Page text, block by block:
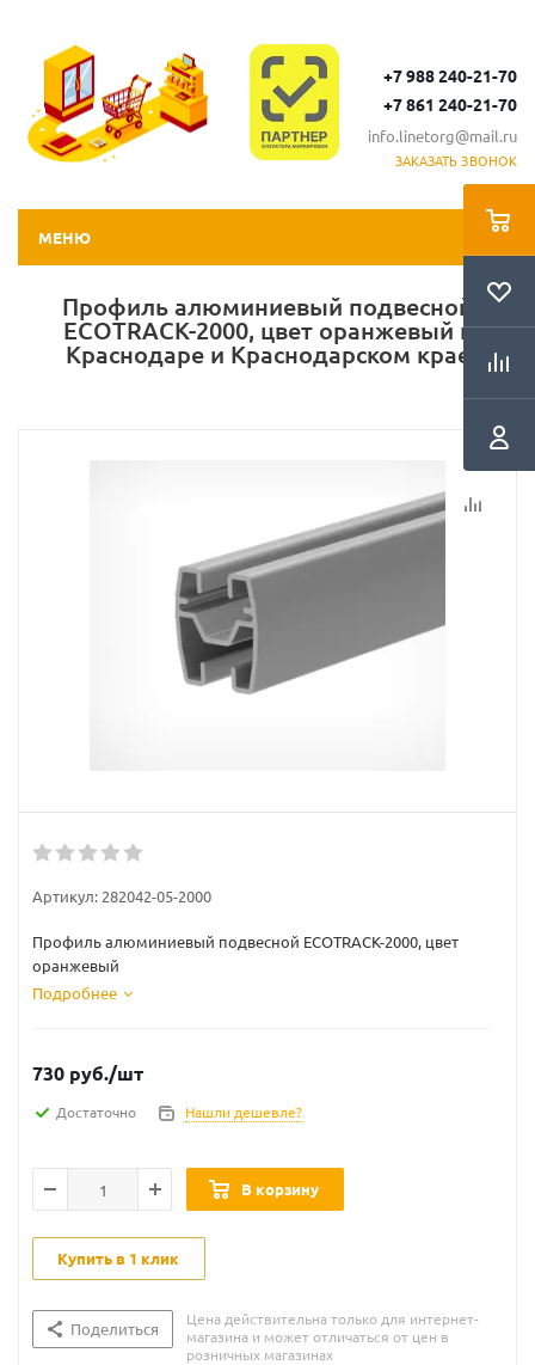
+7 988 240-21-70
+7 861 240-21-70
info.linetorg@mail.ru
ЗАКАЗАТЬ ЗВОНОК
МЕНЮ
Профиль алюминиевый подвесной
ECOTRACK-2000, цвет оранжевый в
Краснодаре и Краснодарском крае
Артикул: 282042-05-2000
Профиль алюминиевый подвесной ECOTRACK-2000, цвет
оранжевый
Подробнее
730 руб./шт
Достаточно Нашли дешевле?
В корзину
Купить в 1 клик
Поделиться
Цена действительна только для интернет-
магазина и может отличаться от цен в
розничных магазинах